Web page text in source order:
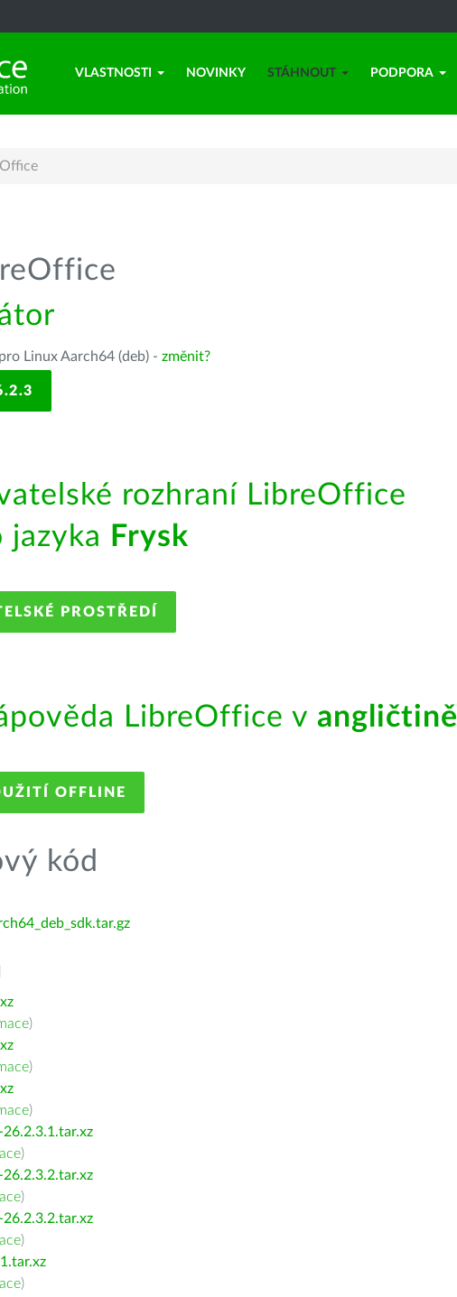
VLASTNOSTI NOVINKY STÁHNOUT PODPORA
Linux Aarch64 (deb) - změnit?
rozhraní LibreOffice
jazyka Frysk
PROSTŘEDÍ
LibreOffice v angličtině
OFFLINE
kód
)
)
)
)
)
)
)